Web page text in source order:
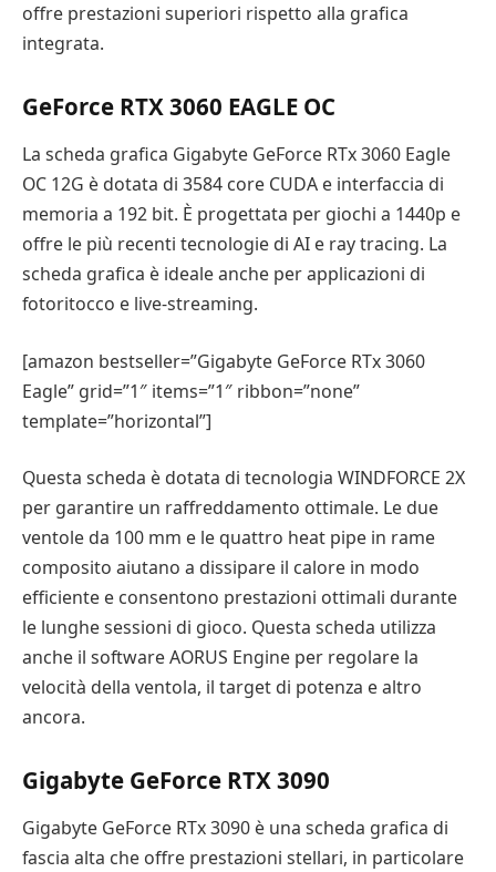
offre prestazioni superiori rispetto alla grafica
integrata.
GeForce RTX 3060 EAGLE OC
La scheda grafica Gigabyte GeForce RTx 3060 Eagle
OC 12G è dotata di 3584 core CUDA e interfaccia di
memoria a 192 bit. È progettata per giochi a 1440p e
offre le più recenti tecnologie di AI e ray tracing. La
scheda grafica è ideale anche per applicazioni di
fotoritocco e live-streaming.
[amazon bestseller=”Gigabyte GeForce RTx 3060
Eagle” grid=”1″ items=”1″ ribbon=”none”
template=”horizontal”]
Questa scheda è dotata di tecnologia WINDFORCE 2X
per garantire un raffreddamento ottimale. Le due
ventole da 100 mm e le quattro heat pipe in rame
composito aiutano a dissipare il calore in modo
efficiente e consentono prestazioni ottimali durante
le lunghe sessioni di gioco. Questa scheda utilizza
anche il software AORUS Engine per regolare la
velocità della ventola, il target di potenza e altro
ancora.
Gigabyte GeForce RTX 3090
Gigabyte GeForce RTx 3090 è una scheda grafica di
fascia alta che offre prestazioni stellari, in particolare